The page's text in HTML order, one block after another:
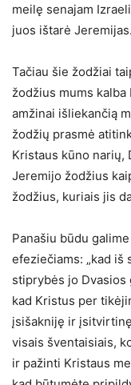
meilę senajam
juos ištarė Jeremijas.
Tačiau šie žodžiai
žodžius mums
amžinai išliekančią
žodžių prasmė
Kristaus kūno narių,
Jeremijo žodžius
žodžius, kuriais jis
Panašiu būdu
efeziečiams: „kad
stiprybės jo
kad Kristus per
įsišakniję ir
visais šventaisiais,
ir pažinti Kristaus